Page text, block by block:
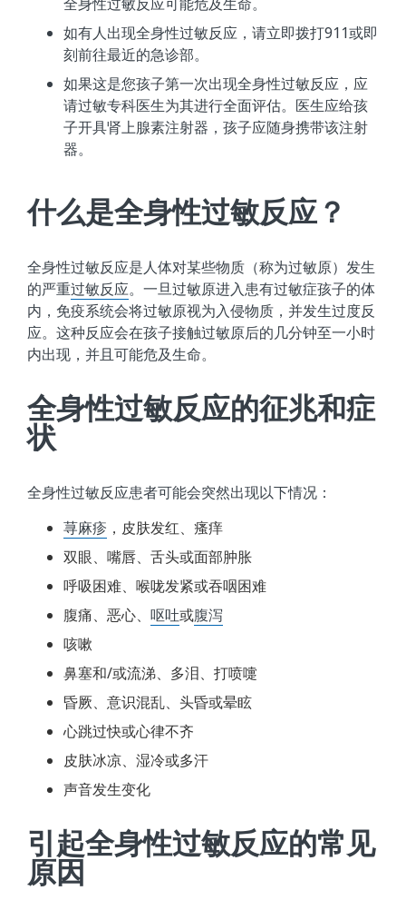
如有人出现全身性过敏反应，请立即拨打911或即
刻前往最近的急诊部。
如果这是您孩子第一次出现全身性过敏反应，应
请过敏专科医生为其进行全面评估。医生应给孩
子开具肾上腺素注射器，孩子应随身携带该注射
器。
什么是全身性过敏反应？
全身性过敏反应是人体对某些物质（称为过敏原）发生
的严重过敏反应。一旦过敏原进入患有过敏症孩子的体
内，免疫系统会将过敏原视为入侵物质，并发生过度反
应。这种反应会在孩子接触过敏原后的几分钟至一小时
内出现，并且可能危及生命。
全身性过敏反应的征兆和症
状
全身性过敏反应患者可能会突然出现以下情况：
荨麻疹 ，皮肤发红、瘙痒
双眼、嘴唇、舌头或面部肿胀
呼吸困难、喉咙发紧或吞咽困难
腹痛、恶心、 呕吐或腹泻
咳嗽
鼻塞和/或流涕、多泪、打喷嚏
昏厥、意识混乱、头昏或晕眩
心跳过快或心律不齐
皮肤冰凉、湿冷或多汗
声音发生变化
引起全身性过敏反应的常见
原因